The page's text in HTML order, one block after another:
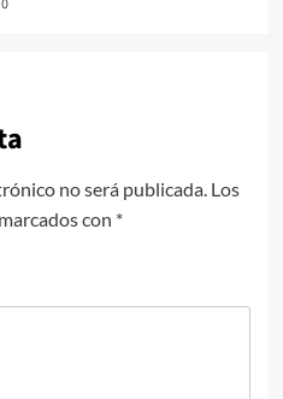
0
no será publicada. Los
con *